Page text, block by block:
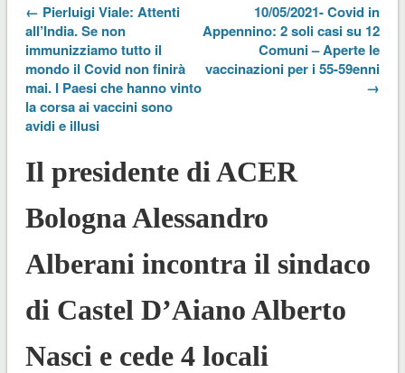
← Pierluigi Viale: Attenti
all’India. Se non
immunizziamo tutto il
mondo il Covid non finirà
mai. I Paesi che hanno vinto
la corsa ai vaccini sono
avidi e illusi
10/05/2021- Covid in
Appennino: 2 soli casi su 12
Comuni – Aperte le
vaccinazioni per i 55-59enni
→
Il presidente di ACER
Bologna Alessandro
Alberani incontra il sindaco
di Castel D’Aiano Alberto
Nasci e cede 4 locali